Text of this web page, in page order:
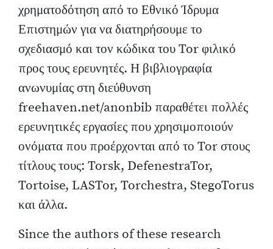
χρηματοδότηση από το Εθνικό Ίδρυμα
Επιστημών για να διατηρήσουμε το
σχεδιασμό και τον κώδικα του Tor φιλικό
προς τους ερευνητές. Η βιβλιογραφία
ανωνυμίας στη διεύθυνση
freehaven.net/anonbib παραθέτει πολλές
ερευνητικές εργασίες που χρησιμοποιούν
ονόματα που προέρχονται από το Tor στους
τίτλους τους: Torsk, DefenestraTor,
Tortoise, LASTor, Torchestra, StegoTorus
και άλλα.
Since the authors of these research